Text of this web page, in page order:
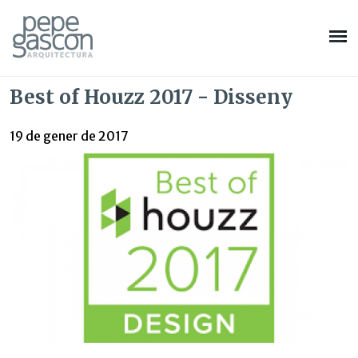
Best of Houzz 2017 - Disseny
19 de gener de 2017
Modificar cookies
Tècniques i funcionals
Sempre activades
informació amb la finalitat de millorar els nostres serveis.
Si continua navegant, suposa l'acceptació de la instal·lació
de les mateixes. L'usuari té la possibilitat de configurar el